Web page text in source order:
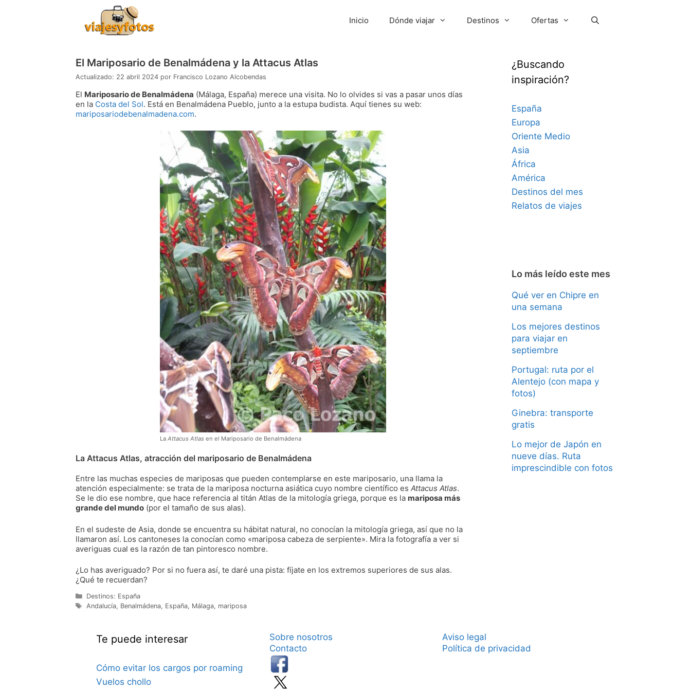
Inicio Dónde viajar Destinos Ofertas
El Mariposario de Benalmádena y la Attacus Atlas
22 abril 2024 por Francisco Lozano Alcobendas
El Mariposario de Benalmádena (Málaga, España) merece una visita. No lo olvides si vas a pasar unos días
en la Costa del Sol. Está en Benalmádena Pueblo, junto a la estupa budista. Aquí tienes su web:
mariposariodebenalmadena.com.
La Attacus Atlas en el Mariposario de Benalmádena
La Attacus Atlas, atracción del mariposario de Benalmádena
Entre las muchas especies de mariposas que pueden contemplarse en este mariposario, una llama la
atención especialmente: se trata de la mariposa nocturna asiática cuyo nombre científico es Attacus Atlas.
Se le dio ese nombre, que hace referencia al titán Atlas de la mitología griega, porque es la mariposa más
grande del mundo (por el tamaño de sus alas).
En el sudeste de Asia, donde se encuentra su hábitat natural, no conocían la mitología griega, así que no la
llamaron así. Los cantoneses la conocían como «mariposa cabeza de serpiente». Mira la fotografía a ver si
averiguas cual es la razón de tan pintoresco nombre.
¿Lo has averiguado? Por si no fuera así, te daré una pista: fíjate en los extremos superiores de sus alas.
¿Qué te recuerdan?
Categorías
Destinos: España
Etiquetas
Andalucía, Benalmádena, España, Málaga, mariposa
¿Buscando
inspiración?
España
Europa
Oriente Medio
Asia
África
América
Destinos del mes
Relatos de viajes
Lo más leído este mes
Qué ver en Chipre en
una semana
Los mejores destinos
para viajar en
septiembre
Portugal: ruta por el
Alentejo (con mapa y
fotos)
Ginebra: transporte
gratis
Lo mejor de Japón en
nueve días. Ruta
imprescindible con fotos
Te puede interesar
Cómo evitar los cargos por roaming
Vuelos chollo
Sobre nosotros
Contacto
Aviso legal
Política de privacidad